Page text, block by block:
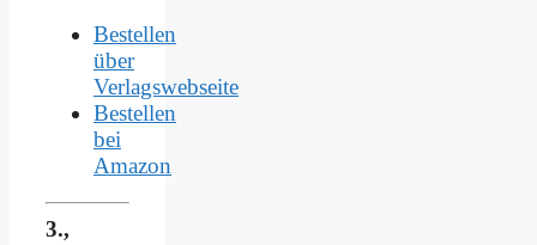
Bestellen
über
Verlagswebseite
Bestellen
bei
Amazon
3.,